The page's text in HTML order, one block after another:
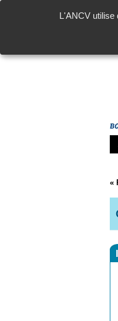
L'ANCV utilise
«